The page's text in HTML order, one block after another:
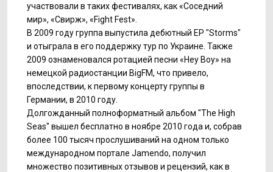
участвовали в таких фестивалях, как «Соседний
мир», «Свирж», «Fight Fest».
В 2009 году группа выпустила дебютный EP "Storms"
и отыграла в его поддержку тур по Украине. Также
2009 ознаменовался ротацией песни «Hey Boy» на
немецкой радиостанции BigFM, что привело,
впоследствии, к первому концерту группы в
Германии, в 2010 году.
Долгожданный полноформатный альбом "The High
Seas" вышел бесплатно в ноябре 2010 года и, собрав
более 100 тысяч прослушиваний на одном только
международном портале Jamendo, получил
множество позитивных отзывов и рецензий, как в